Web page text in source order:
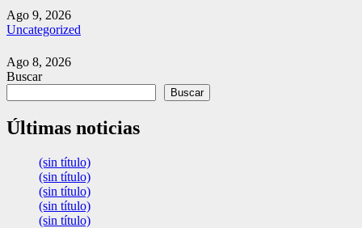
Ago 9, 2026
Uncategorized
Ago 8, 2026
Buscar
Buscar
Últimas noticias
(sin título)
(sin título)
(sin título)
(sin título)
(sin título)